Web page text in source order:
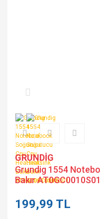
GRUNDİG
Grundig 1554
Bakır AT0GC0010S01
199,99 TL